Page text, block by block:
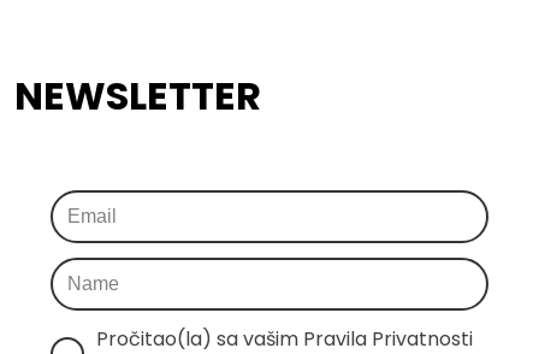
NEWSLETTER
Pročitao(la) sa vašim Pravila Privatnosti